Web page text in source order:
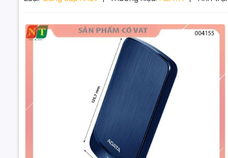
ƯU ĐIỂM
- Thiết
Kích
Dung
- Tốc độ
Kết nối
Tương